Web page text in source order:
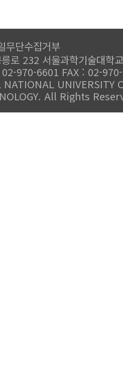
무단수집거부
로 232 서울과학기술대학
970-6601 FAX : 02-
UNIVERSITY
All Rights